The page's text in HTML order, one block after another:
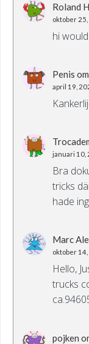
Roland
oktober
hi
Penis om
april 19,
januari 10,
Bra
tricks
hade
Marc
oktober
Hello,
trucks
pojken